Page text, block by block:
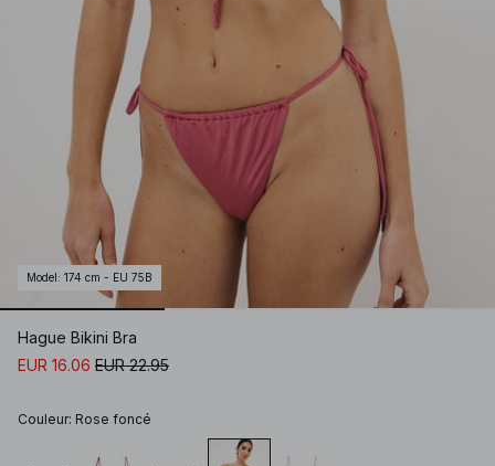
Model : 174 cm - EU 75B
Hague Bikini Bra
EUR 16.06 EUR 22.95
Couleur: Rose foncé